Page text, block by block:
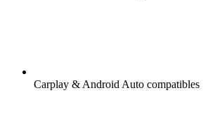
Carplay & Android Auto compatibles